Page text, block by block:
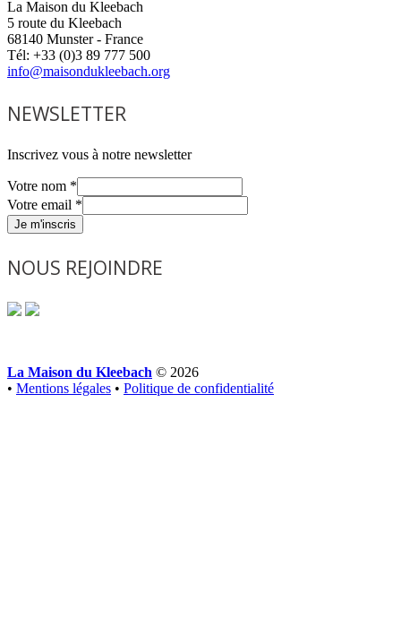
La Maison du Kleebach
5 route du Kleebach
68140 Munster - France
Tél: +33 (0)3 89 777 500
info@maisondukleebach.org
NEWSLETTER
Inscrivez vous à notre newsletter
Votre nom *
Votre email *
Je m'inscris
NOUS REJOINDRE
La Maison du Kleebach © 2026
• Mentions légales • Politique de confidentialité